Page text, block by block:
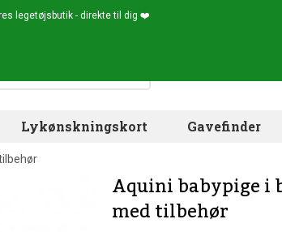
legetøjsbutik - direkte til dig ❤️
Lykønskningskort Gavefinder
Aquini babypige i
med tilbehør